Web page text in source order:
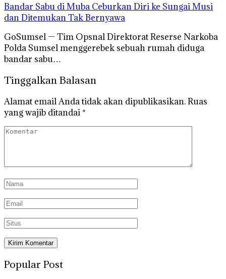
Bandar Sabu di Muba Ceburkan Diri ke Sungai Musi
dan Ditemukan Tak Bernyawa
GoSumsel — Tim Opsnal Direktorat Reserse Narkoba
Polda Sumsel menggerebek sebuah rumah diduga
bandar sabu…
Tinggalkan Balasan
Alamat email Anda tidak akan dipublikasikan.Ruas
yang wajib ditandai *
Popular Post